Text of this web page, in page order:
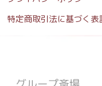
特定商取引法に基づく表